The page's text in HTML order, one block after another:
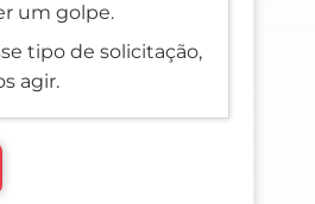
um golpe.
tipo de solicitação,
agir.